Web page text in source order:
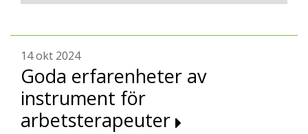
14 okt 2024
Goda erfarenheter av
instrument för
arbetsterapeuter